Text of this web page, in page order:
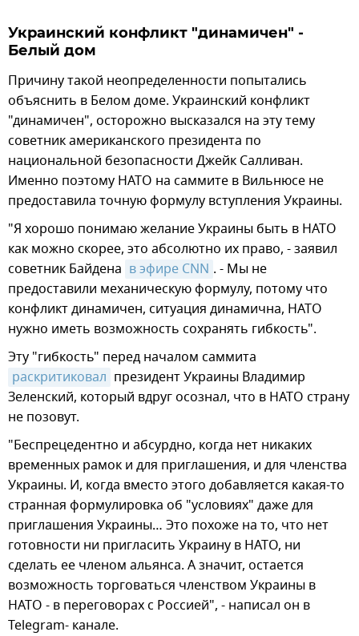
Украинский конфликт "динамичен" -
Белый дом
Причину такой неопределенности попытались
объяснить в Белом доме. Украинский конфликт
"динамичен", осторожно высказался на эту тему
советник американского президента по
национальной безопасности Джейк Салливан.
Именно поэтому НАТО на саммите в Вильнюсе не
предоставила точную формулу вступления Украины.
"Я хорошо понимаю желание Украины быть в НАТО
как можно скорее, это абсолютно их право, - заявил
советник Байдена в эфире CNN . - Мы не
предоставили механическую формулу, потому что
конфликт динамичен, ситуация динамична, НАТО
нужно иметь возможность сохранять гибкость".
Эту "гибкость" перед началом саммита
раскритиковал президент Украины Владимир
Зеленский, который вдруг осознал, что в НАТО страну
не позовут.
"Беспрецедентно и абсурдно, когда нет никаких
временных рамок и для приглашения, и для членства
Украины. И, когда вместо этого добавляется какая-то
странная формулировка об "условиях" даже для
приглашения Украины… Это похоже на то, что нет
готовности ни пригласить Украину в НАТО, ни
сделать ее членом альянса. А значит, остается
возможность торговаться членством Украины в
НАТО - в переговорах с Россией", - написал он в
Telegram- канале.